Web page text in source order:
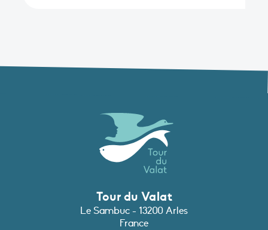
Tour du Valat
Le Sambuc - 13200 Arles
France